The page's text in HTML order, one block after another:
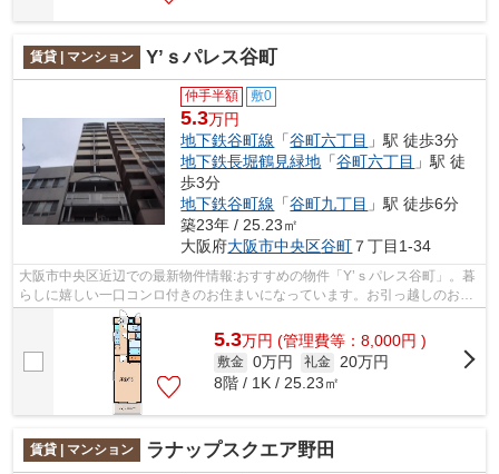
賃貸 | マンション Y’ｓパレス谷町
仲手半額 敷0
5.3万円
地下鉄谷町線 「谷町六丁目 」駅 徒歩3分
地下鉄長堀鶴見緑地 「谷町六丁目 」駅 徒
歩3分
地下鉄谷町線 「谷町九丁目 」駅 徒歩6分
築23年 / 25.23㎡
大阪府大阪市中央区谷町 ７丁目1-34
大阪市中央区近辺での最新物件情報:おすすめの物件「Y’ｓパレス谷町」。暮
らしに嬉しい一口コンロ付きのお住まいになっています。お引っ越しのお日
にちはご相談等は迅速にお受けいたし...
5.3万円 (管理費等：8,000円 )
敷金 0万円 礼金
20万円
8階 / 1K / 25.23㎡
賃貸 | マンション ラナップスクエア野田